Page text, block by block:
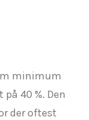
minimum
40 %. Den
der oftest